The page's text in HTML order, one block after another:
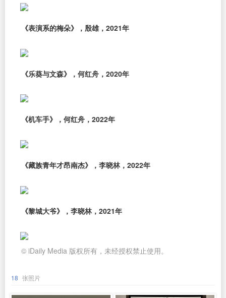
《表演系的梅朵》，殷雄，2021年
《乐葵与文森》，何红舟，2020年
《机车手》，何红舟，2022年
《藏族青年才昂南杰》，李晓林，2022年
《黎城大爷》，李晓林，2021年
© iDaily Media 版权所有，未经授权禁止使用。
18 张照片